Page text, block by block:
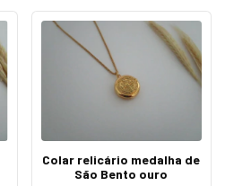
Colar relicário medalha de
São Bento ouro